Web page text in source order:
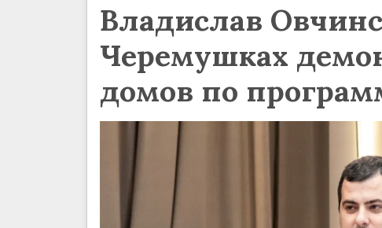
Владислав
Черемушках
домов по